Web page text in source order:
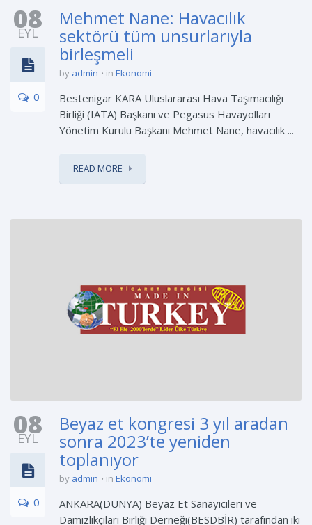
08
EYL
0
Mehmet Nane: Havacılık
sektörü tüm unsurlarıyla
birleşmeli
by admin in Ekonomi
Bestenigar KARA Uluslararası Hava Taşımacılığı
Birliği (IATA) Başkanı ve Pegasus Havayolları
Yönetim Kurulu Başkanı Mehmet Nane, havacılık ...
READ MORE
08
EYL
0
Beyaz et kongresi 3 yıl aradan
sonra 2023’te yeniden
toplanıyor
by admin in Ekonomi
ANKARA(DÜNYA) Beyaz Et Sanayicileri ve
Damızlıkçıları Birliği Derneği(BESDBİR) tarafından iki